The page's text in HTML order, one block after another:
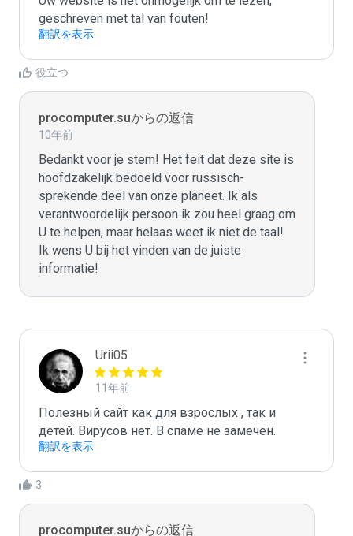
geschreven met tal van fouten!
翻訳を表示
役立つ
procomputer.suからの返信
10年前
Bedankt voor je stem! Het feit dat deze site is
hoofdzakelijk bedoeld voor russisch-
sprekende deel van onze planeet. Ik als
verantwoordelijk persoon ik zou heel graag om
U te helpen, maar helaas weet ik niet de taal!
Ik wens U bij het vinden van de juiste
informatie!
Urii05
11年前
Полезный сайт как для взрослых , так и
детей. Вирусов нет. В спаме не замечен.
翻訳を表示
3
procomputer.suからの返信